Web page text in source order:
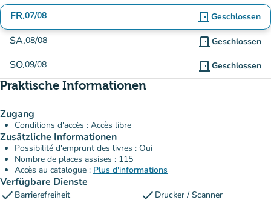
FR.07/08 door_front Geschlossen
SA.08/08 door_front Geschlossen
SO.09/08 door_front Geschlossen
Praktische Informationen
Zugang
Conditions d'accès : Accès libre
Zusätzliche Informationen
Possibilité d'emprunt des livres : Oui
Nombre de places assises : 115
Accès au catalogue : Plus d'informations
Verfügbare Dienste
check Barrierefreiheit check Drucker / Scanner